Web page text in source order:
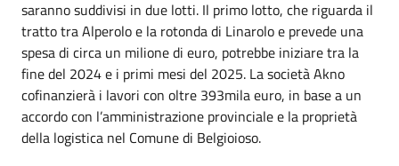
saranno suddivisi in due lotti. Il primo lotto, che riguarda il
tratto tra Alperolo e la rotonda di Linarolo e prevede una
spesa di circa un milione di euro, potrebbe iniziare tra la
fine del 2024 e i primi mesi del 2025. La società Akno
cofinanzierà i lavori con oltre 393mila euro, in base a un
accordo con l’amministrazione provinciale e la proprietà
della logistica nel Comune di Belgioioso.